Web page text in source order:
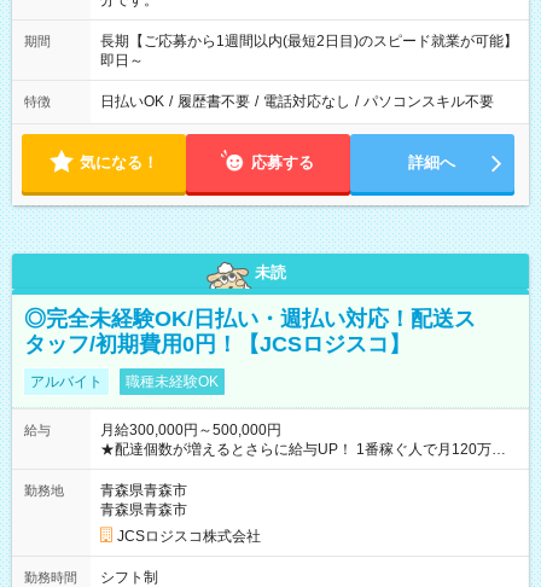
期間
長期【ご応募から1週間以内(最短2日目)のスピード就業が可能】
即日～
特徴 日払いOK / 履歴書不要 / 電話対応なし / パソコンスキル不要
気になる！ 応募する 詳細へ
未読
◎完全未経験OK/日払い・週払い対応！配送ス
タッフ/初期費用0円！【JCSロジスコ】
アルバイト 職種未経験OK
給与
月給300,000円～500,000円
★配達個数が増えるとさらに給与UP！ 1番稼ぐ人で月120万ほ
ど！ ・主要都市エリア 月収55万円／週5日稼働 月収65万~112
万円／週6日稼働 ・地方郊外エリア 月収40万円／週5日稼働 月
収40万円~50万円／週6日稼働 ＜モデルイメージ＞ ■月収50万
円 (27歳男性/江東区在住)※元建築関係 1日150個配達×25日勤務
(日休み) ■月収80万円(43歳男性/墨田区在住)※元営業 1日200個
勤務地
青森県青森市
青森県青森市
JCSロジスコ株式会社
勤務時間
シフト制